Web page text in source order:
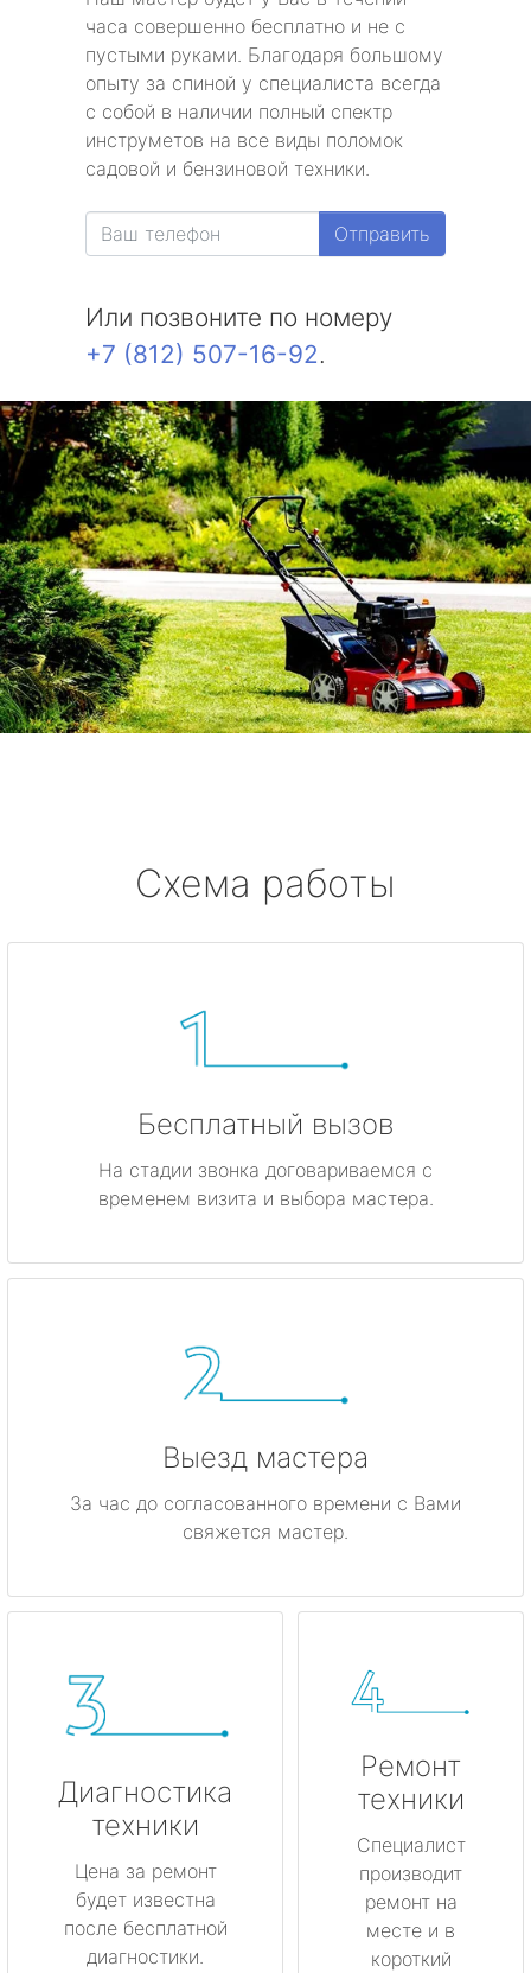
часа совершенно бесплатно и не с
пустыми руками. Благодаря большому
опыту за спиной у специалиста всегда
с собой в наличии полный спектр
инструметов на все виды поломок
садовой и бензиновой техники.
Отправить
Или позвоните по номеру
+7 (812) 507-16-92.
Схема работы
Бесплатный вызов
На стадии звонка договариваемся с
временем визита и выбора мастера.
Выезд мастера
За час до согласованного времени с Вами
свяжется мастер.
Диагностика
техники
Цена за ремонт
будет известна
после бесплатной
диагностики.
Ремонт
техники
Специалист
производит
ремонт на
месте и в
короткий